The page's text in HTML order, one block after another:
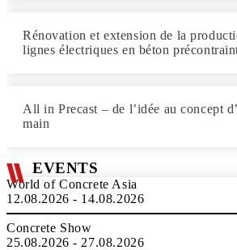
Rénovation et extension de la
lignes électriques en béton
All in Precast – de l’idée au concept
main
EVENTS
World of Concrete Asia
12.08.2026 - 14.08.2026
Concrete Show
25.08.2026 - 27.08.2026